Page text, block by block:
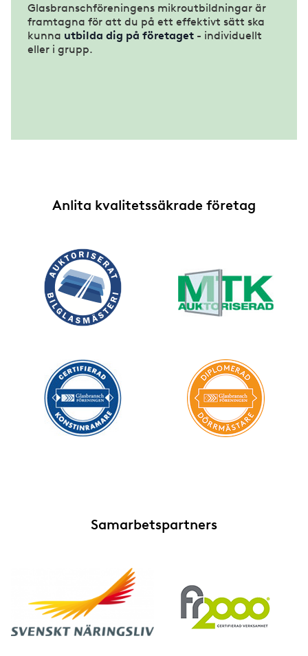
Glasbranschföreningens mikroutbildningar är
framtagna för att du på ett effektivt sätt ska
kunna utbilda dig på företaget - individuellt
eller i grupp.
Anlita kvalitetssäkrade företag
Samarbetspartners